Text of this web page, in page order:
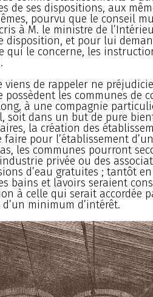
de ses dispositions, aux
pourvu que le conseil
à M. le ministre de
disposition, et pour lui
qui le concerne, les
viens de rappeler ne
possèdent les communes de
à une compagnie
soit dans un but de pure
la création des
pour l’établissement
les communes pourront
privée ou des
d’eau gratuites ; tantôt
bains et lavoirs seraient
à celle qui serait accordée
minimum d’intérêt.